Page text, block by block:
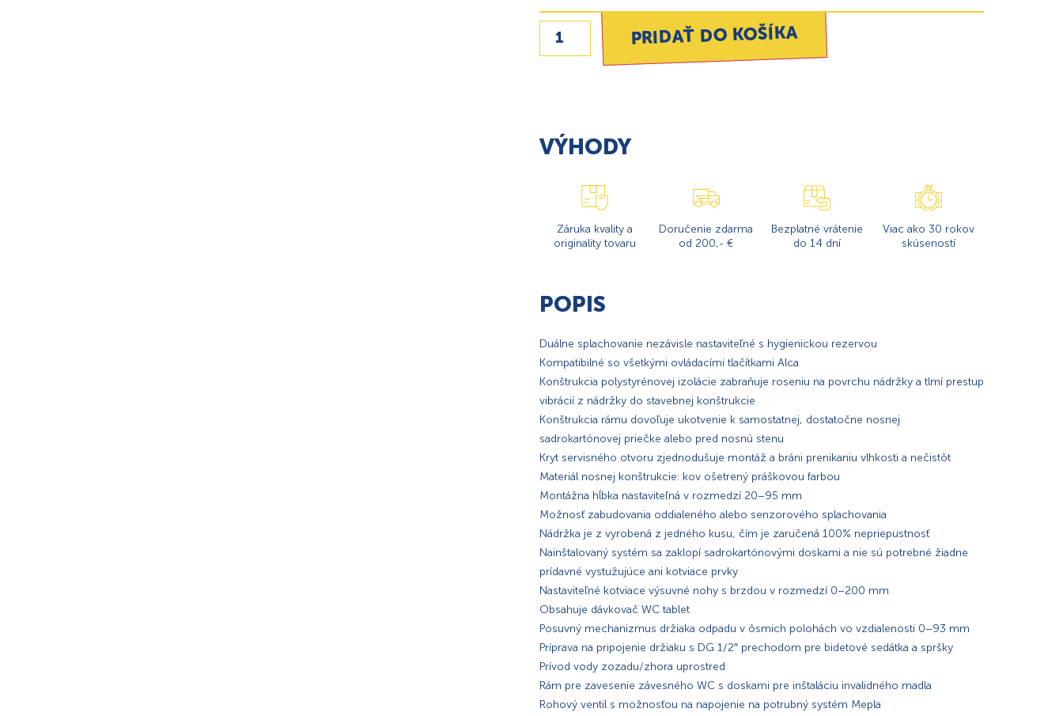
PRIDAŤ DO KOŠÍKA
VÝHODY
Záruka kvality a
originality tovaru
Doručenie zdarma
od 200,- €
Bezplatné vrátenie
do 14 dní
Viac ako 30 rokov
skúseností
POPIS
Duálne splachovanie nezávisle nastaviteľné s hygienickou rezervou
Kompatibilné so všetkými ovládacími tlačítkami Alca
Konštrukcia polystyrénovej izolácie zabraňuje roseniu na povrchu nádržky a tlmí prestup
vibrácií z nádržky do stavebnej konštrukcie
Konštrukcia rámu dovoľuje ukotvenie k samostatnej, dostatočne nosnej
sadrokartónovej priečke alebo pred nosnú stenu
Kryt servisného otvoru zjednodušuje montáž a bráni prenikaniu vlhkosti a nečistôt
Materiál nosnej konštrukcie: kov ošetrený práškovou farbou
Montážna hĺbka nastaviteľná v rozmedzí 20–95 mm
Možnosť zabudovania oddialeného alebo senzorového splachovania
Nádržka je z vyrobená z jedného kusu, čím je zaručená 100% nepriepustnosť
Nainštalovaný systém sa zaklopí sadrokartónovými doskami a nie sú potrebné žiadne
prídavné vystužujúce ani kotviace prvky
Nastaviteľné kotviace výsuvné nohy s brzdou v rozmedzí 0–200 mm
Obsahuje dávkovač WC tablet
Posuvný mechanizmus držiaka odpadu v ôsmich polohách vo vzdialenosti 0–93 mm
Príprava na pripojenie držiaku s DG 1/2″ prechodom pre bidetové sedátka a spršky
Prívod vody zozadu/zhora uprostred
Rám pre zavesenie závesného WC s doskami pre inštaláciu invalidného madla
Rohový ventil s možnosťou na napojenie na potrubný systém Mepla